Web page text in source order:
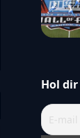
Hol